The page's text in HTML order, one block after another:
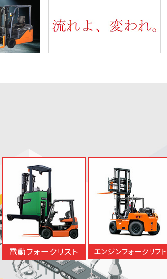
電動フォークリスト エンジンフォークリフト